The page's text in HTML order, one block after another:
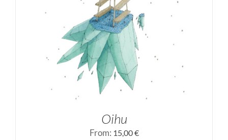
SELECCIONAR OPCIONES DETALLES
Oihu
From: 15,00€